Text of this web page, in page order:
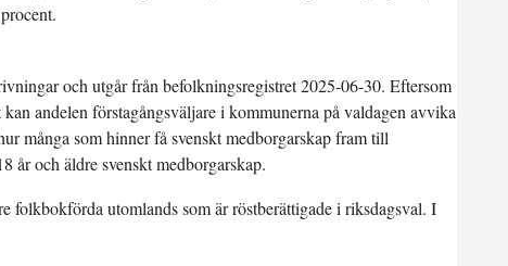
och utgår från befolkningsregistret 2025-06-30. Eftersom
andelen förstagångsväljare i kommunerna på valdagen avvika
många som hinner få svenskt medborgarskap fram till
år och äldre svenskt medborgarskap.
folkbokförda utomlands som är röstberättigade i riksdagsval. I